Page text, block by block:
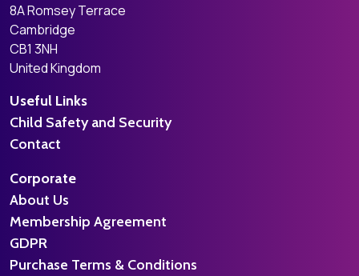
8A Romsey Terrace
Cambridge
CB1 3NH
United Kingdom
Useful Links
Child Safety and Security
Contact
Corporate
About Us
Membership Agreement
GDPR
Purchase Terms & Conditions